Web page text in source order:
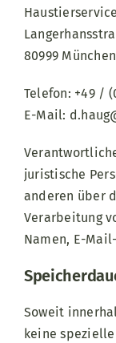
80999 München
Telefon: +49 /
E-Mail:
juristische
anderen über
Verarbeitung
Namen, E-
Soweit
keine